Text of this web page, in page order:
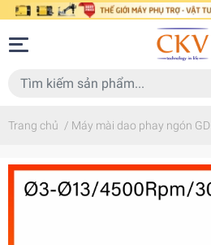
Trang chủ / Máy mài dao phay ngón GD